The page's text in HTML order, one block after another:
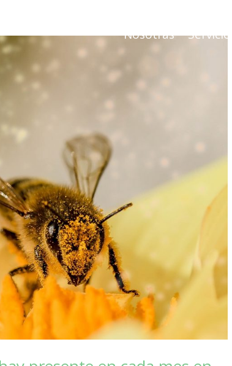
Nosotras Servicios